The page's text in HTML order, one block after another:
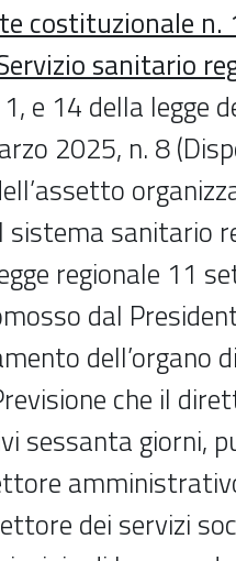
costituzionale
sanitario
e 14 della legge
2025, n. 8
sanitario
regionale 11
dal
dell’organo
che il
sessanta giorni,
dei servizi